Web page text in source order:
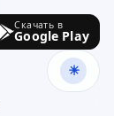
Скачать в
Google Play